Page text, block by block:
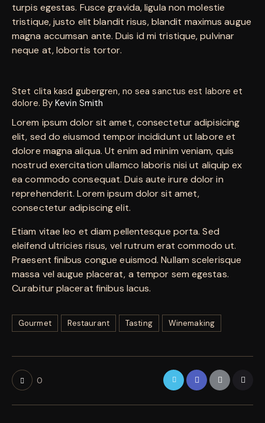
turpis egestas. Fusce gravida, ligula non molestie
tristique, justo elit blandit risus, blandit maximus augue
magna accumsan ante. Duis id mi tristique, pulvinar
neque at, lobortis tortor.
Stet clita kasd gubergren, no sea sanctus est labore et
dolore. ByKevin Smith
Lorem ipsum dolor sit amet, consectetur adipisicing
elit, sed do eiusmod tempor incididunt ut labore et
dolore magna aliqua. Ut enim ad minim veniam, quis
nostrud exercitation ullamco laboris nisi ut aliquip ex
ea commodo consequat. Duis aute irure dolor in
reprehenderit. Lorem ipsum dolor sit amet,
consectetur adipiscing elit.
Etiam vitae leo et diam pellentesque porta. Sed
eleifend ultricies risus, vel rutrum erat commodo ut.
Praesent finibus congue euismod. Nullam scelerisque
massa vel augue placerat, a tempor sem egestas.
Curabitur placerat finibus lacus.
Gourmet Restaurant Tasting Winemaking
0